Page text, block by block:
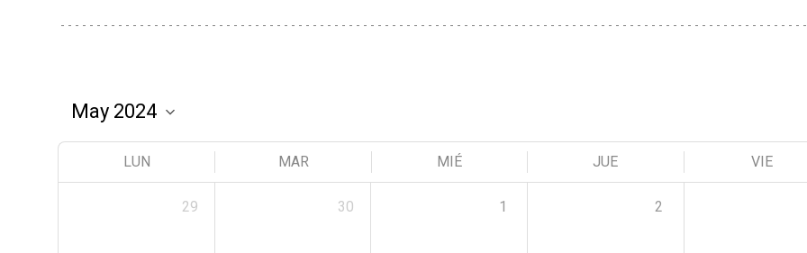
LUN MAR MIÉ JUE VIE
29 30 1 2